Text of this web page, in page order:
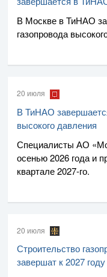
В Москве в ТиНАО
газопровода
20 июля
В ТиНАО
высокого давления
Специалисты АО
осенью 2026 года и
квартале2027-го.
20 июля
Строительство
завершат к 2027 году